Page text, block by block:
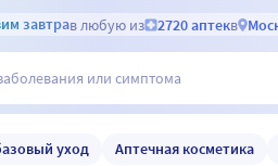
завтрав любую из 2720 аптекв
уход Аптечная косметика